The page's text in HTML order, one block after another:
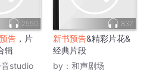
2550
告 ，片
辑
studio
837
新书预告&精彩片花&
经典片段
by： 和声剧场